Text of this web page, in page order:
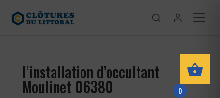
l’installation d’occultant
Moulinet 06380 0